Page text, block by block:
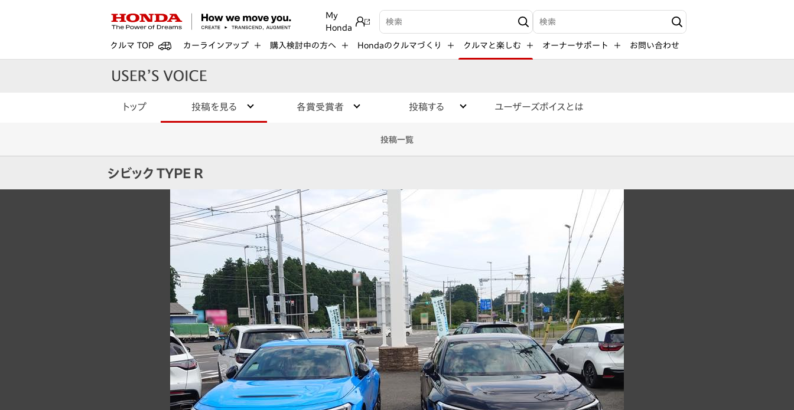
My
Honda
検索キーワード入力 検索キーワード入力
クルマ TOP カーラインアップ 購入検討中の方へ Hondaのクルマづくり クルマと楽しむ オーナーサポート お問い合わせ
トップ 投稿を見る 各賞受賞者 投稿する ユーザーズボイスとは
投稿一覧
シビック TYPE R